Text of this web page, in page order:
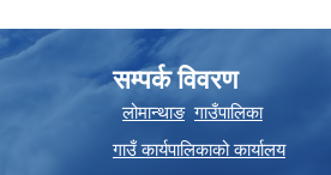
सम्पर्क विवरण
लोमान्थाङ गाउँपालिका
गाउँ कार्यपालिकाको कार्यालय